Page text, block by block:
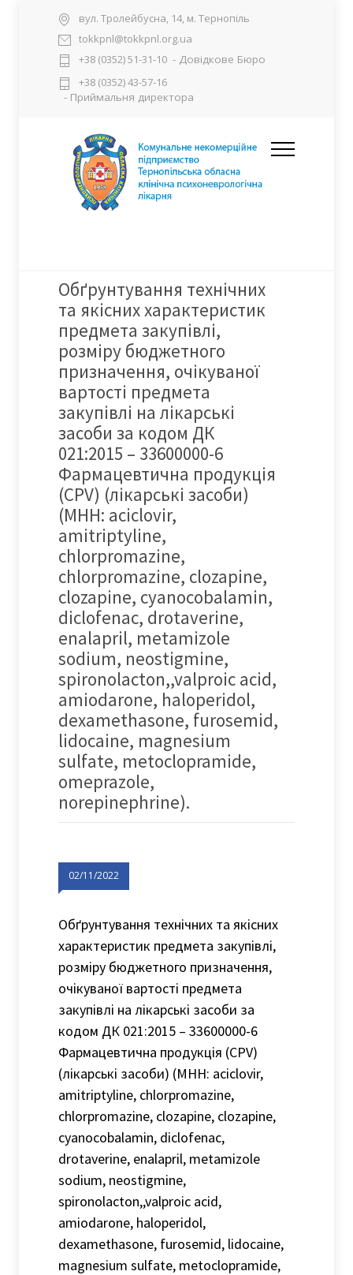
вул. Тролейбусна, 14, м. Тернопіль
tokkpnl@tokkpnl.org.ua
+38 (0352) 51-31-10 - Довідкове Бюро
+38 (0352) 43-57-16
- Приймальня директора
Обґрунтування технічних
та якісних характеристик
предмета закупівлі,
розміру бюджетного
призначення, очікуваної
вартості предмета
закупівлі на лікарські
засоби за кодом ДК
021:2015 – 33600000-6
Фармацевтична продукція
(CPV) (лікарські засоби)
(МНН: aciclovir,
amitriptyline,
chlorpromazine,
chlorpromazine, clozapine,
clozapine, cyanocobalamin,
diclofenac, drotaverine,
enalapril, metamizole
sodium, neostigmine,
spironolacton,,valproic acid,
amiodarone, haloperidol,
dexamethasone, furosemid,
lidocaine, magnesium
sulfate, metoclopramide,
omeprazole,
norepinephrine).
02/11/2022
Обґрунтування технічних та якісних
характеристик предмета закупівлі,
розміру бюджетного призначення,
очікуваної вартості предмета
закупівлі на лікарські засоби за
кодом ДК 021:2015 – 33600000-6
Фармацевтична продукція (CPV)
(лікарські засоби) (МНН: aciclovir,
amitriptyline, chlorpromazine,
chlorpromazine, clozapine, clozapine,
cyanocobalamin, diclofenac,
drotaverine, enalapril, metamizole
sodium, neostigmine,
spironolacton,,valproic acid,
amiodarone, haloperidol,
dexamethasone, furosemid, lidocaine,
magnesium sulfate, metoclopramide,